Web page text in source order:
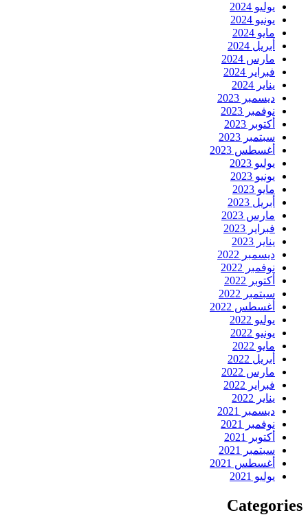
يوليو 2024
يونيو 2024
مايو 2024
أبريل 2024
مارس 2024
فبراير 2024
يناير 2024
ديسمبر 2023
نوفمبر 2023
أكتوبر 2023
سبتمبر 2023
أغسطس 2023
يوليو 2023
يونيو 2023
مايو 2023
أبريل 2023
مارس 2023
فبراير 2023
يناير 2023
ديسمبر 2022
نوفمبر 2022
أكتوبر 2022
سبتمبر 2022
أغسطس 2022
يوليو 2022
يونيو 2022
مايو 2022
أبريل 2022
مارس 2022
فبراير 2022
يناير 2022
ديسمبر 2021
نوفمبر 2021
أكتوبر 2021
سبتمبر 2021
أغسطس 2021
يوليو 2021
Categories